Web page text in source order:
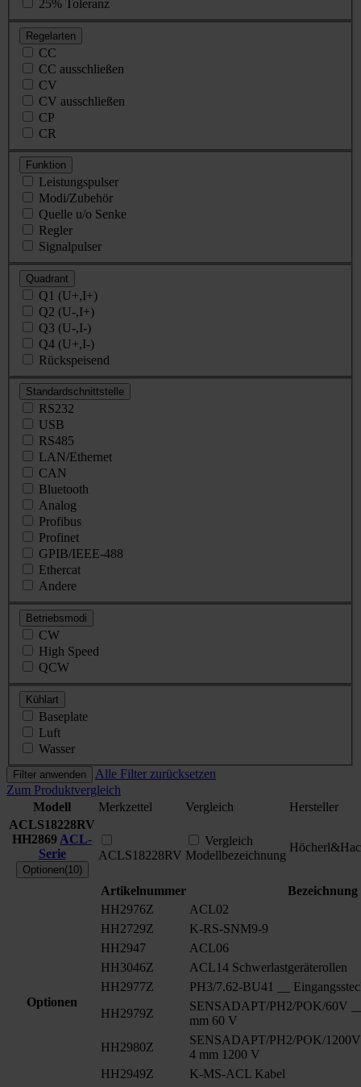
25% Toleranz
Regelarten
CC
CC ausschließen
CV
CV ausschließen
CP
CR
Funktion
Leistungspulser
Modi/Zubehör
Quelle u/o Senke
Regler
Signalpulser
Quadrant
Q1 (U+,I+)
Q2 (U-,I+)
Q3 (U-,I-)
Q4 (U+,I-)
Rückspeisend
Standardschnittstelle
RS232
USB
RS485
LAN/Ethernet
CAN
Bluetooth
Analog
Profibus
Profinet
GPIB/IEEE-488
Ethercat
Andere
Betriebsmodi
CW
High Speed
QCW
Kühlart
Baseplate
Luft
Wasser
Filter anwenden
Alle Filter zurücksetzen
Zum Produktvergleich
Modell
Merkzettel Vergleich
Hersteller
ACLS18228RV
HH2869 ACL-
Serie
Optionen(10)
ACLS18228RV
Vergleich
Modellbezeichnung
Optionen
Artikelnummer
Bezeichnung
HH2976Z
ACL02
HH2729Z
K-RS-SNM9-9
HH2947
ACL06
HH3046Z
ACL14 Schwerlastgeräterollen
HH2977Z
PH3/7.62-BU41 __
HH2979Z
SENSADAPT/PH2/POK/60V
mm 60 V
HH2980Z
SENSADAPT/PH2/POK/1200V
4 mm 1200 V
HH2949Z
K-MS-ACL Kabel